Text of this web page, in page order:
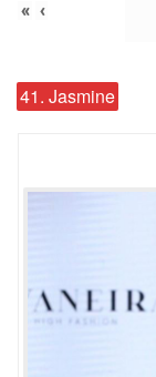
« ‹
41. Jasmine